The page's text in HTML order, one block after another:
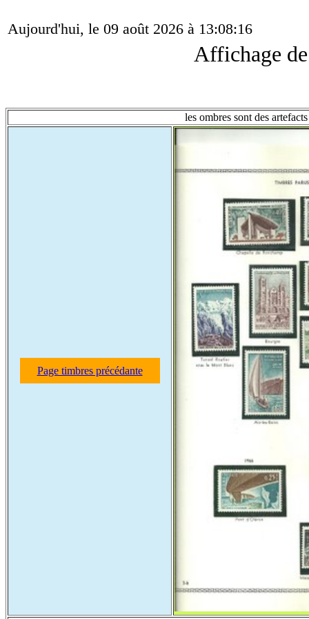
Aujourd'hui, le 09 août 2026 à 13:08:16
Affichage
les ombres sont des
Page timbres précédante